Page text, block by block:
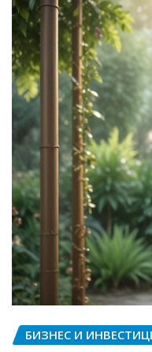
БИЗНЕС И